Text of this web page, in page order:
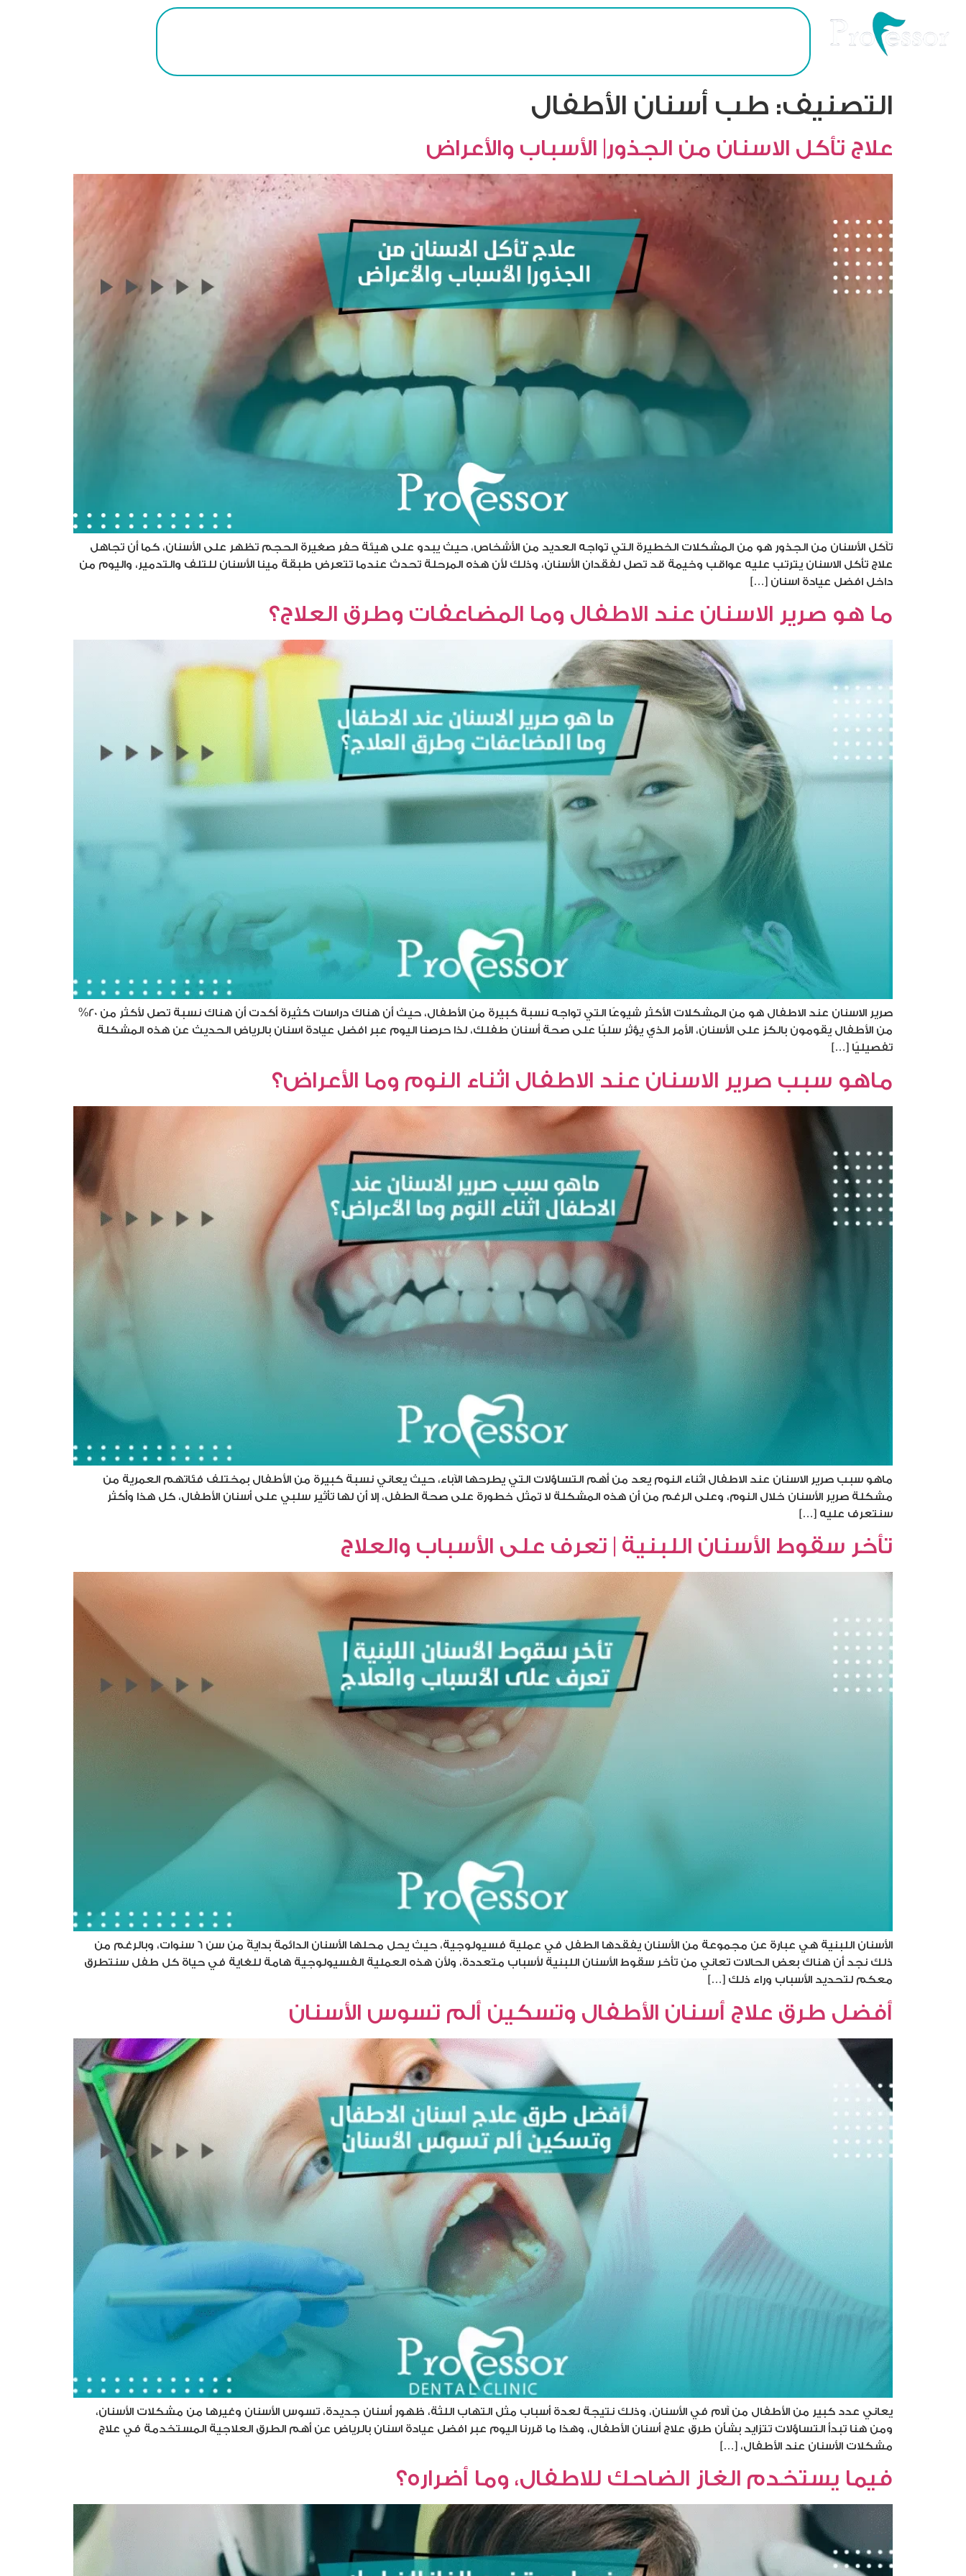
التصنيف: طب أسنان الأطفال
علاج تأكل الاسنان من الجذور| الأسباب والأعراض
تآكل الأسنان من الجذور هو من المشكلات الخطيرة التي تواجه العديد من الأشخاص، حيث يبدو على هيئة حفر صغيرة الحجم تظهر على الأسنان، كما أن تجاهل
علاج تأكل الاسنان يترتب عليه عواقب وخيمة قد تصل لفقدان الأسنان، وذلك لأن هذه المرحلة تحدث عندما تتعرض طبقة مينا الأسنان للتلف والتدمير، واليوم من
داخل افضل عيادة اسنان […]
ما هو صرير الاسنان عند الاطفال وما المضاعفات وطرق العلاج؟
صرير الاسنان عند الاطفال هو من المشكلات الأكثر شيوعًا التي تواجه نسبة كبيرة من الأطفال، حيث أن هناك دراسات كثيرة أكدت أن هناك نسبة تصل لأكثر من 20%
من الأطفال يقومون بالكز على الأسنان، الأمر الذي يؤثر سلبًا على صحة أسنان طفلك، لذا حرصنا اليوم عبر افضل عيادة اسنان بالرياض الحديث عن هذه المشكلة
تفصيليًا […]
ماهو سبب صرير الاسنان عند الاطفال اثناء النوم​ وما الأعراض؟
ماهو سبب صرير الاسنان عند الاطفال اثناء النوم يعد من أهم التساؤلات التي يطرحها الآباء، حيث يعاني نسبة كبيرة من الأطفال بمختلف فئاتهم العمرية من
مشكلة صرير الأسنان خلال النوم، وعلى الرغم من أن هذه المشكلة لا تمثل خطورة على صحة الطفل، إلا أن لها تأثير سلبي على أسنان الأطفال، كل هذا وأكثر
سنتعرف عليه […]
تأخر سقوط الأسنان اللبنية | تعرف على الأسباب والعلاج
الأسنان اللبنية هي عبارة عن مجموعة من الأسنان يفقدها الطفل في عملية فسيولوجية، حيث يحل محلها الأسنان الدائمة بدايةً من سن 6 سنوات، وبالرغم من
ذلك نجد أن هناك بعض الحالات تعاني من تأخر سقوط الأسنان اللبنية لأسباب متعددة، ولأن هذه العملية الفسيولوجية هامة للغاية في حياة كل طفل سنتطرق
معكم لتحديد الأسباب وراء ذلك […]
أفضل طرق علاج أسنان الأطفال وتسكين ألم تسوس الأسنان
يعاني عدد كبير من الأطفال من آلام في الأسنان، وذلك نتيجة لعدة أسباب مثل التهاب اللثة، ظهور أسنان جديدة، تسوس الأسنان وغيرها من مشكلات الأسنان،
ومن هنا تبدأ التساؤلات تتزايد بشأن طرق علاج أسنان الأطفال، وهذا ما قررنا اليوم عبر افضل عيادة اسنان بالرياض عن أهم الطرق العلاجية المستخدمة في علاج
مشكلات الأسنان عند الأطفال، […]
فيما يستخدم الغاز الضاحك للاطفال، وما أضراره؟